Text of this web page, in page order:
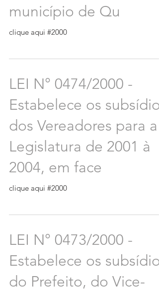
município de Qu
clique aqui #2000
LEI N° 0474/2000 -
Estabelece os subsídios
dos Vereadores para a
Legislatura de 2001 à
2004, em face
clique aqui #2000
LEI N° 0473/2000 -
Estabelece os subsídios
do Prefeito, do Vice-